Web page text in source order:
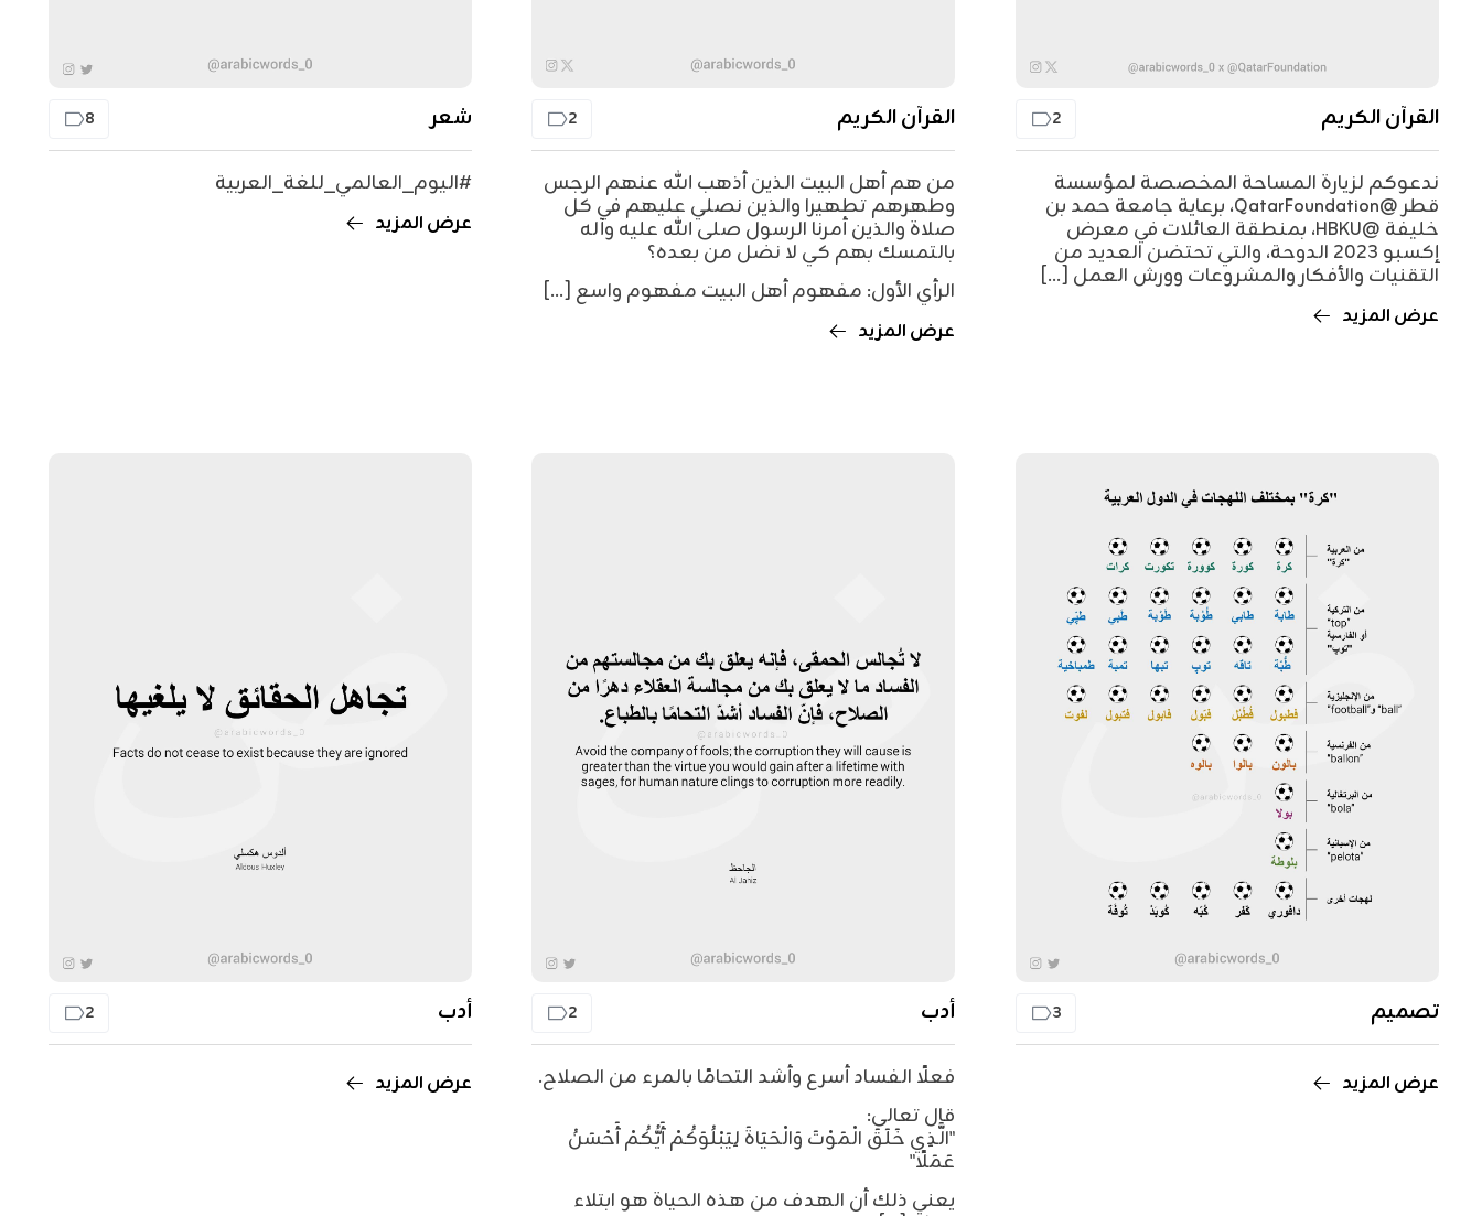
القرآن الكريم 2
ندعوكم لزيارة المساحة المخصصة لمؤسسة
قطر @QatarFoundation، برعاية جامعة حمد بن
خليفة @HBKU، بمنطقة العائلات في معرض
إكسبو 2023 الدوحة، والتي تحتضن العديد من
التقنيات والأفكار والمشروعات وورش العمل [...]
عرض المزيد
القرآن الكريم 2
من هم أهل البيت الذين أذهب الله عنهم الرجس
وطهرهم تطهيرا والذين نصلي عليهم في كل
صلاة والذين أمرنا الرسول صلى الله عليه وآله
بالتمسك بهم كي لا نضل من بعده؟
الرأي الأول: مفهوم أهل البيت مفهوم واسع [...]
عرض المزيد
شعر 8
#اليوم_العالمي_للغة_العربية
عرض المزيد
تصميم 3
عرض المزيد
أدب 2
فعلًا الفساد أسرع وأشد التحامًا بالمرء من الصلاح.
قال تعالى:
"الَّذِي خَلَقَ الْمَوْتَ وَالْحَيَاةَ لِيَبْلُوَكُمْ أَيُّكُمْ أَحْسَنُ
عَمَلًا"
يعني ذلك أن الهدف من هذه الحياة هو ابتلاء
أدب 2
عرض المزيد